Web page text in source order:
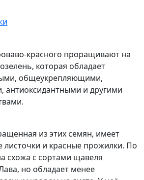
красного проращивают на
которая обладает
общеукрепляющими,
антиоксидантными и другими
из этих семян, имеет
листочки и красные прожилки. По
схожа с сортами щавеля
но обладает менее